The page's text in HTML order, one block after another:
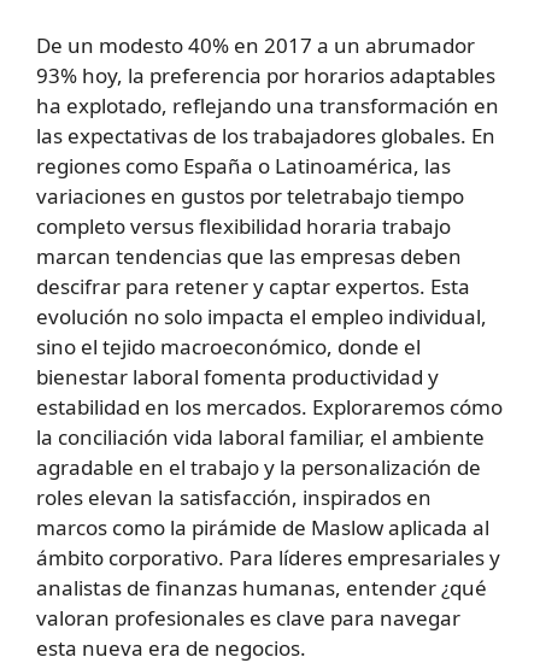
De un modesto 40% en 2017 a un abrumador
93% hoy, la preferencia por horarios adaptables
ha explotado, reflejando una transformación en
las expectativas de los trabajadores globales. En
regiones como España o Latinoamérica, las
variaciones en gustos por teletrabajo tiempo
completo versus flexibilidad horaria trabajo
marcan tendencias que las empresas deben
descifrar para retener y captar expertos. Esta
evolución no solo impacta el empleo individual,
sino el tejido macroeconómico, donde el
bienestar laboral fomenta productividad y
estabilidad en los mercados. Exploraremos cómo
la conciliación vida laboral familiar, el ambiente
agradable en el trabajo y la personalización de
roles elevan la satisfacción, inspirados en
marcos como la pirámide de Maslow aplicada al
ámbito corporativo. Para líderes empresariales y
analistas de finanzas humanas, entender ¿qué
valoran profesionales es clave para navegar
esta nueva era de negocios.